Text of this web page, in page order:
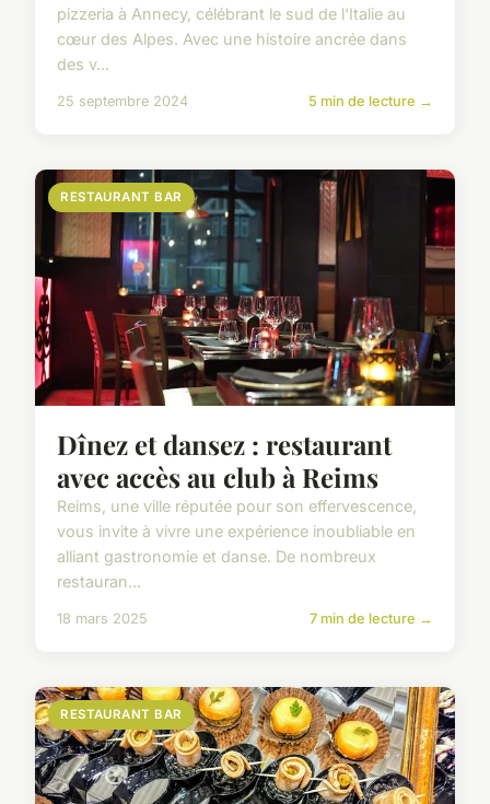
pizzeria à Annecy, célébrant le sud de l'Italie au
cœur des Alpes. Avec une histoire ancrée dans
des v...
25 septembre 2024 5 min de lecture →
RESTAURANT BAR
Dînez et dansez : restaurant
avec accès au club à Reims
Reims, une ville réputée pour son effervescence,
vous invite à vivre une expérience inoubliable en
alliant gastronomie et danse. De nombreux
restauran...
18 mars 2025 7 min de lecture →
RESTAURANT BAR